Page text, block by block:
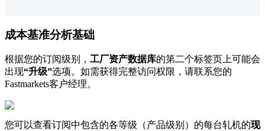
成本基准分析基础
根据您的订阅级别 ， 工厂资产数据库的第二个标签页 上可能会
出现“升级”选项。 如需获得完整访问权限 ， 请联系您的
Fastmarkets客 户经理。
您可以查看订阅中包含的各等级 （产品级别 ） 的每台轧机的现